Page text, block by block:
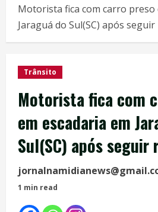
Motorista fica com carro preso
Jaraguá do Sul(SC) após seguir
Trânsito
Motorista fica com
em escadaria em
Sul(SC) após seguir
1 min read